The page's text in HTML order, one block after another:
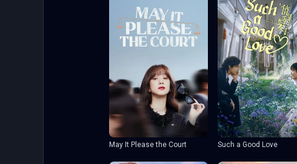
May It Please the Court Such a Good Love